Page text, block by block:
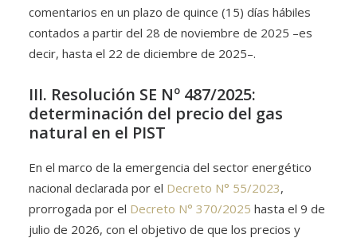
comentarios en un plazo de quince (15) días hábiles
contados a partir del 28 de noviembre de 2025 –es
decir, hasta el 22 de diciembre de 2025–.
III. Resolución SE Nº 487/2025:
determinación del precio del gas
natural en el PIST
En el marco de la emergencia del sector energético
nacional declarada por el Decreto N° 55/2023,
prorrogada por el Decreto N° 370/2025 hasta el 9 de
julio de 2026, con el objetivo de que los precios y